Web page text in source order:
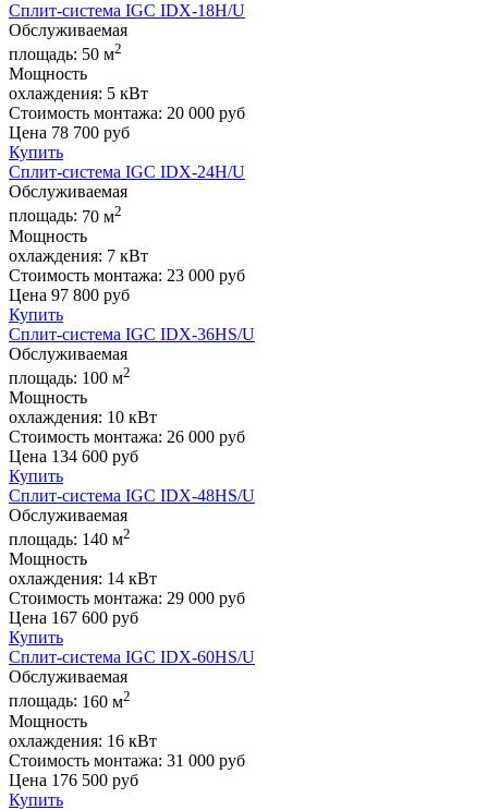
Сплит-система IGC IDХ-18H/U
Обслуживаемая
площадь: 50 м2
Мощность
охлаждения: 5 кВт
Стоимость монтажа: 20 000 руб
Цена 78 700 руб
Купить
Сплит-система IGC IDХ-24H/U
Обслуживаемая
площадь: 70 м2
Мощность
охлаждения: 7 кВт
Стоимость монтажа: 23 000 руб
Цена 97 800 руб
Купить
Сплит-система IGC IDХ-36HS/U
Обслуживаемая
площадь: 100 м2
Мощность
охлаждения: 10 кВт
Стоимость монтажа: 26 000 руб
Цена 134 600 руб
Купить
Сплит-система IGC IDХ-48HS/U
Обслуживаемая
площадь: 140 м2
Мощность
охлаждения: 14 кВт
Стоимость монтажа: 29 000 руб
Цена 167 600 руб
Купить
Сплит-система IGC IDХ-60HS/U
Обслуживаемая
площадь: 160 м2
Мощность
охлаждения: 16 кВт
Стоимость монтажа: 31 000 руб
Цена 176 500 руб
Купить